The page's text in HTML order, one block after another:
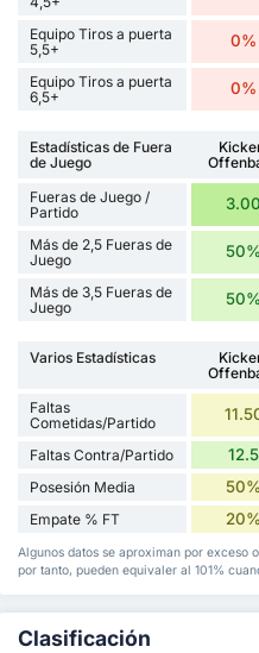
Equipo Tiros a puerta
5,5+
0%
Equipo Tiros a puerta
6,5+
0%
Estadísticas de Fuera
de Juego
Fueras de Juego /
Partido
3.00
Más de 2,5 Fueras de
Juego
50%
Más de 3,5 Fueras de
Juego
50%
Varios Estadísticas
Faltas
Cometidas/Partido
Faltas Contra/Partido 12.5
Posesión Media 50%
Empate % FT 20%
Algunos datos se aproximan por exceso
por tanto, pueden equivaler al 101%
Clasificación